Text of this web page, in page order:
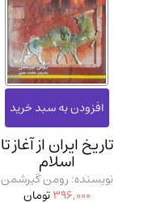
تاریخ ایران از آغاز تا
اسلام
نویسنده: رومن گیرشمن
396,000تومان